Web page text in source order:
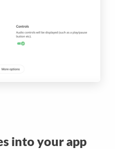
into your app